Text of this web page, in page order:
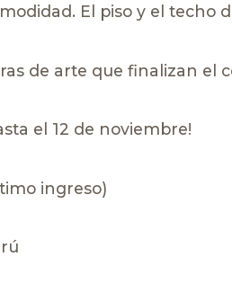
El piso y el techo
de arte que finalizan el
el 12 de noviembre!
ingreso)